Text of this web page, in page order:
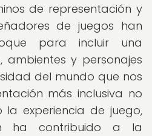
de representación y
de juegos han
para incluir una
y personajes
del mundo que nos
más inclusiva no
la experiencia de juego,
ha contribuido a la